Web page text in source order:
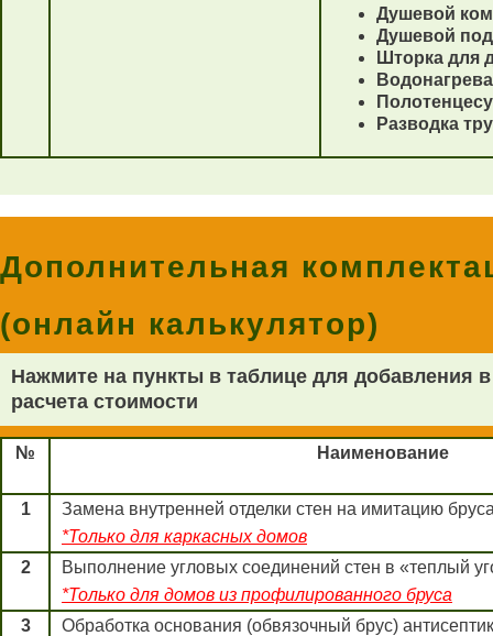
Душевой
Душевой
Шторка для
Разводка
Дополнительная
(онлайн калькулятор)
Нажмите на пункты в таблице для добавления
расчета стоимости
№ Наименование
1
Замена внутренней отделки стен на имитацию
*Только для каркасных домов
2
Выполнение угловых соединений стен в «теплый
*Только для домов из профилированного бруса
3
Обработка основания (обвязочный брус)